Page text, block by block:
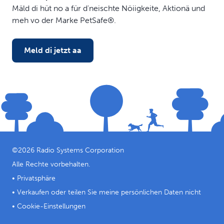
verstauen.
Mäld di hüt no a für d'neischte Nöiigkeite, Aktionä und
meh vo der Marke PetSafe®.
Meld di jetzt aa
©2026 Radio Systems Corporation
Alle Rechte vorbehalten.
• Privatsphäre
• Verkaufen oder teilen Sie meine persönlichen Daten nicht
• Cookie-Einstellungen